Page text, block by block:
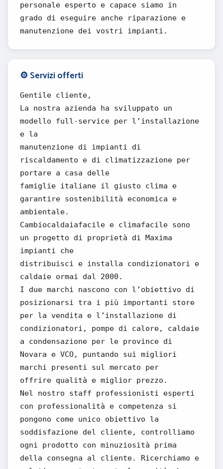
personale esperto e capace siamo in
grado di eseguire anche riparazione e
manutenzione dei vostri impianti.
⚙️ Servizi offerti
Gentile cliente,
La nostra azienda ha sviluppato un
modello full-service per l’installazione
e la
manutenzione di impianti di
riscaldamento e di climatizzazione per
portare a casa delle
famiglie italiane il giusto clima e
garantire sostenibilità economica e
ambientale.
Cambiocaldaiafacile e climafacile sono
un progetto di proprietà di Maxima
impianti che
distribuisci e installa condizionatori e
caldaie ormai dal 2000.
I due marchi nascono con l’obiettivo di
posizionarsi tra i più importanti store
per la vendita e l’installazione di
condizionatori, pompe di calore, caldaie
a condensazione per le province di
Novara e VCO, puntando sui migliori
marchi presenti sul mercato per
offrire qualità e miglior prezzo.
Nel nostro staff professionisti esperti
con professionalità e competenza si
pongono come unico obiettivo la
soddisfazione del cliente, controlliamo
ogni prodotto con minuziosità prima
della consegna al cliente. Ricerchiamo e